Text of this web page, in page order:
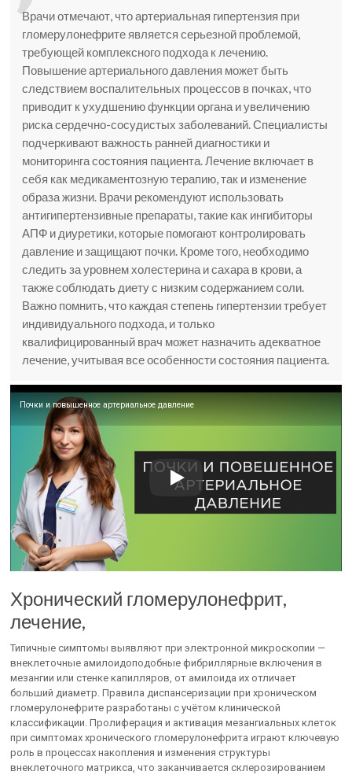
Врачи отмечают, что артериальная гипертензия при
гломерулонефрите является серьезной проблемой,
требующей комплексного подхода к лечению.
Повышение артериального давления может быть
следствием воспалительных процессов в почках, что
приводит к ухудшению функции органа и увеличению
риска сердечно-сосудистых заболеваний. Специалисты
подчеркивают важность ранней диагностики и
мониторинга состояния пациента. Лечение включает в
себя как медикаментозную терапию, так и изменение
образа жизни. Врачи рекомендуют использовать
антигипертензивные препараты, такие как ингибиторы
АПФ и диуретики, которые помогают контролировать
давление и защищают почки. Кроме того, необходимо
следить за уровнем холестерина и сахара в крови, а
также соблюдать диету с низким содержанием соли.
Важно помнить, что каждая степень гипертензии требует
индивидуального подхода, и только
квалифицированный врач может назначить адекватное
лечение, учитывая все особенности состояния пациента.
Почки и повышенное артериальное давление
Хронический гломерулонефрит,
лечение,
Типичные симптомы выявляют при электронной микроскопии —
внеклеточные амилоидоподобные фибриллярные включения в
мезангии или стенке капилляров, от амилоида их отличает
больший диаметр. Правила диспансеризации при хроническом
гломерулонефрите разработаны с учётом клинической
классификации. Пролиферация и активация мезангиальных клеток
при симптомах хронического гломерулонефрита играют ключевую
роль в процессах накопления и изменения структуры
внеклеточного матрикса, что заканчивается склерозированием